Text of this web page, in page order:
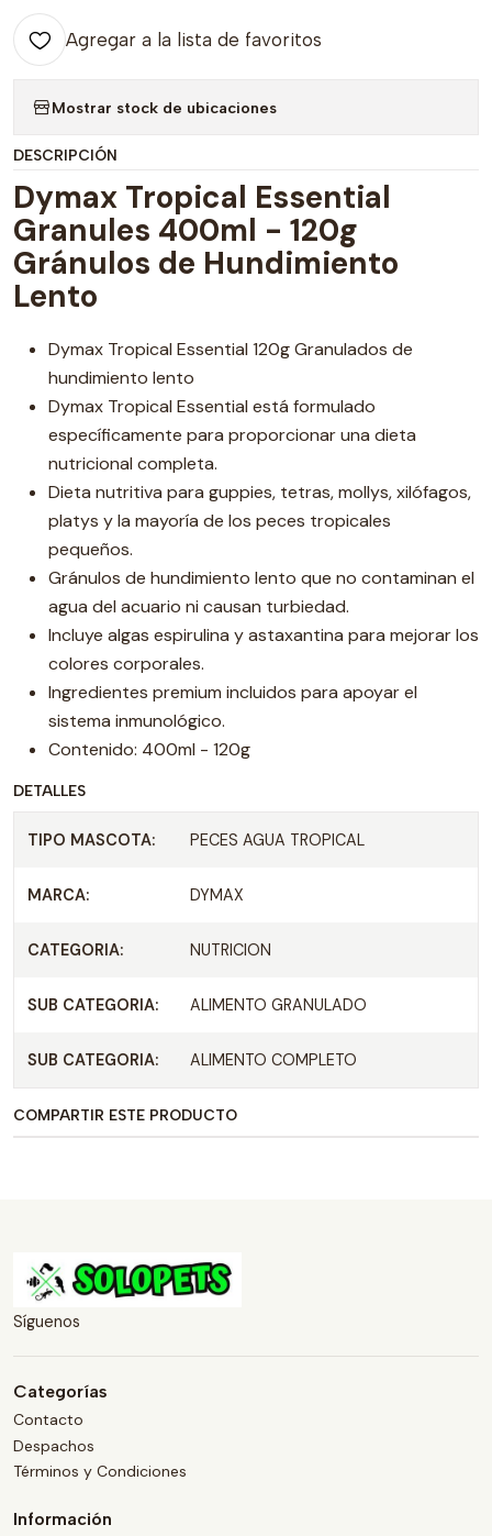
Agregar a la lista de favoritos
Mostrar stock de ubicaciones
DESCRIPCIÓN
Dymax Tropical Essential
Granules 400ml - 120g
Gránulos de Hundimiento
Lento
Dymax Tropical Essential 120g Granulados de
hundimiento lento
Dymax Tropical Essential está formulado
específicamente para proporcionar una dieta
nutricional completa.
Dieta nutritiva para guppies, tetras, mollys, xilófagos,
platys y la mayoría de los peces tropicales
pequeños.
Gránulos de hundimiento lento que no contaminan el
agua del acuario ni causan turbiedad.
Incluye algas espirulina y astaxantina para mejorar los
colores corporales.
Ingredientes premium incluidos para apoyar el
sistema inmunológico.
Contenido: 400ml - 120g
DETALLES
TIPO MASCOTA: PECES AGUA TROPICAL
MARCA: DYMAX
CATEGORIA: NUTRICION
SUB CATEGORIA: ALIMENTO GRANULADO
SUB CATEGORIA: ALIMENTO COMPLETO
COMPARTIR ESTE PRODUCTO
Síguenos
Categorías
Contacto
Despachos
Términos y Condiciones
Información